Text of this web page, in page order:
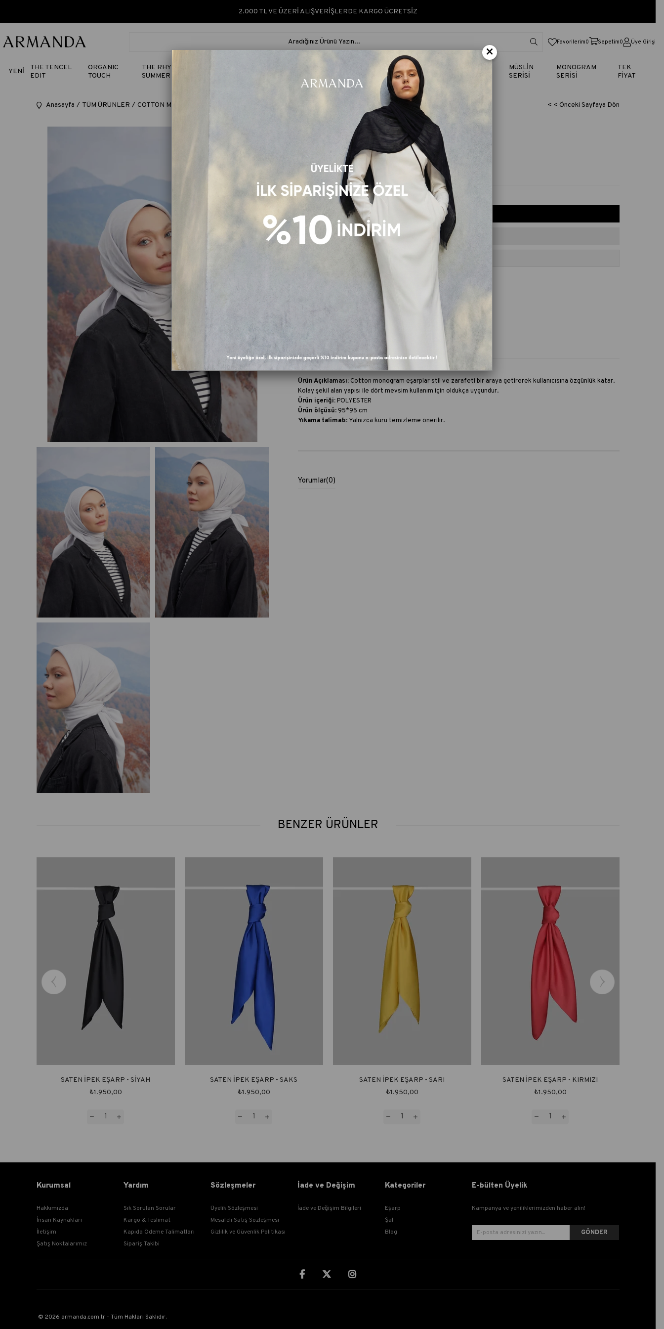
2.000 TL VE ÜZERİ ALIŞVERİŞLERDE KARGO ÜCRETSİZ
Favorilerim0 Sepetim0 Üye Girişi
YENİ
THE TENCEL
EDIT
ORGANIC
TOUCH
THE RHYTHM OF
SUMMER
İPEK ŞAL &
EŞARP
MÜSLİN
SERİSİ
MONOGRAM
SERİSİ
TEK
FİYAT
Anasayfa TÜM ÜRÜNLER COTTON MONOGRAM A DESEN EŞARP - GÜMÜŞ < < Önceki Sayfaya Dön
COTTON MONOGRAM A DESEN EŞARP - GÜMÜŞ
Ürün Kodu: 3099
Renk Kodu: 311
₺325,00
Barkod :ARMND130990311
FAVORILERE EKLE
Fiyat Düşünce Haber Ver
Ürün Özellikleri
Ürün Açıklaması:Cotton monogram eşarplar stil ve zarafeti bir araya getirerek kullanıcısına özgünlük katar.
Kolay şekil alan yapısı ile dört mevsim kullanım için oldukça uygundur.
Ürün içeriği:POLYESTER
Ürün ölçüsü: 95*95 cm
Yıkama talimatı: Yalnızca kuru temizleme önerilir.
Yorumlar(0)
BENZER ÜRÜNLER
SATEN İPEK EŞARP - SİYAH
₺1.950,00
SATEN İPEK EŞARP - SAKS
₺1.950,00
SATEN İPEK EŞARP - SARI
₺1.950,00
SATEN İPEK EŞARP - KIRMIZI
₺1.950,00
Kurumsal
Hakkımızda
İnsan Kaynakları
İletişim
Şatış Noktalarımız
Yardım
Sık Sorulan Sorular
Kargo & Teslimat
Kapıda Ödeme Talimatları
Sipariş Takibi
Sözleşmeler
Üyelik Sözleşmesi
Mesafeli Satış Sözleşmesi
Gizlilik ve Güvenlik Politikası
İade ve Değişim
İade ve Değişim Bilgileri
Kategoriler
Eşarp
Şal
Blog
E-bülten Üyelik
Kampanya ve yeniliklerimizden haber alın!
GÖNDER
© 2026 armanda.com.tr - Tüm Hakları Saklıdır.
×